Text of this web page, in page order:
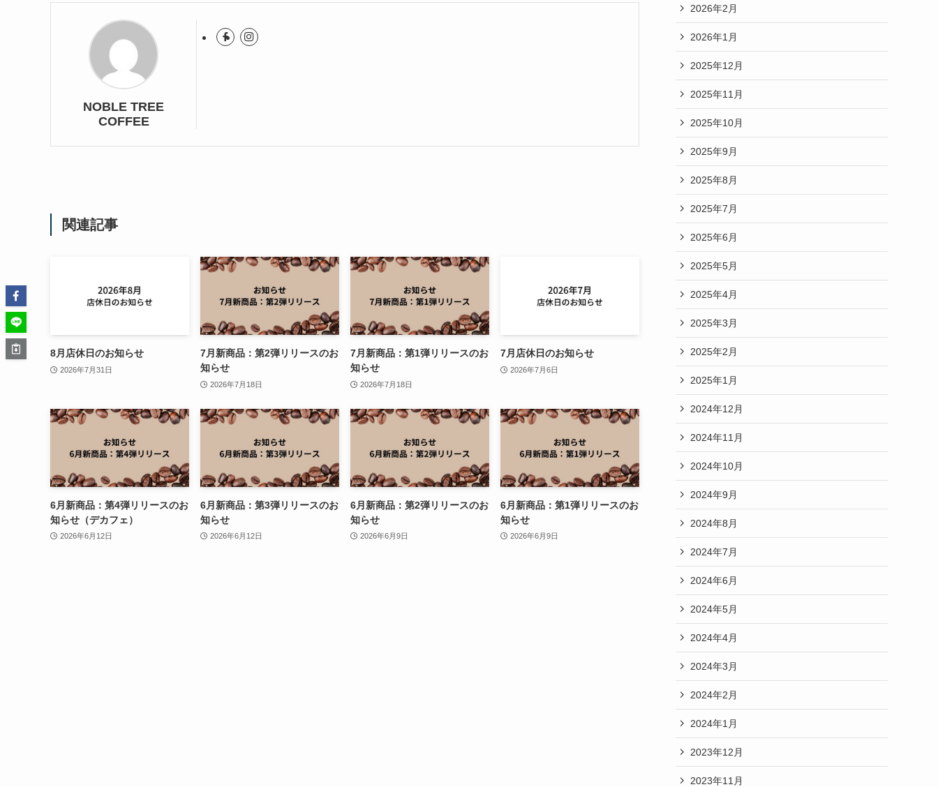
NOBLE TREE
COFFEE
関連記事
8月店休日のお知らせ
2026年7月31日
7月新商品：第2弾リリースのお
知らせ
2026年7月18日
7月新商品：第1弾リリースのお
知らせ
2026年7月18日
7月店休日のお知らせ
2026年7月6日
6月新商品：第4弾リリースのお
知らせ（デカフェ）
2026年6月12日
6月新商品：第3弾リリースのお
知らせ
2026年6月12日
6月新商品：第2弾リリースのお
知らせ
2026年6月9日
6月新商品：第1弾リリースのお
知らせ
2026年6月9日
2026年2月
2026年1月
2025年12月
2025年11月
2025年10月
2025年9月
2025年8月
2025年7月
2025年6月
2025年5月
2025年4月
2025年3月
2025年2月
2025年1月
2024年12月
2024年11月
2024年10月
2024年9月
2024年8月
2024年7月
2024年6月
2024年5月
2024年4月
2024年3月
2024年2月
2024年1月
2023年12月
2023年11月